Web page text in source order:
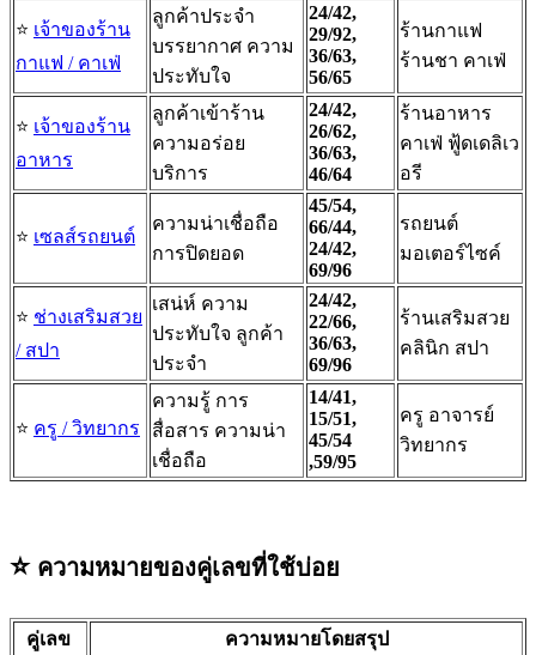
⭐️ เจ้าของร้าน
กาแฟ / คาเฟ่
ลูกค้าประจำ
บรรยากาศ ความ
ประทับใจ
24/42,
29/92,
36/63,
56/65
ร้านกาแฟ
ร้านชา คาเฟ่
⭐️ เจ้าของร้าน
อาหาร
ลูกค้าเข้าร้าน
ความอร่อย
บริการ
24/42,
26/62,
36/63,
46/64
ร้านอาหาร
คาเฟ่ ฟู้ดเดลิเว
อรี
⭐️ เซลส์รถยนต์
ความน่าเชื่อถือ
การปิดยอด
45/54,
66/44,
24/42,
69/96
รถยนต์
มอเตอร์ไซค์
⭐️ ช่างเสริมสวย
/ สปา
เสน่ห์ ความ
ประทับใจ ลูกค้า
ประจำ
24/42,
22/66,
36/63,
69/96
ร้านเสริมสวย
คลินิก สปา
⭐️ ครู / วิทยากร
ความรู้ การ
สื่อสาร ความน่า
เชื่อถือ
14/41,
15/51,
45/54
,59/95
ครู อาจารย์
วิทยากร
⭐️ ความหมายของคู่เลขที่ใช้บ่อย
คู่เลข ความหมายโดยสรุป